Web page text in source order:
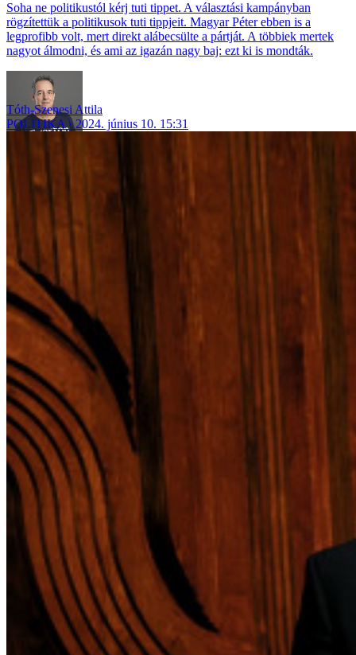
Soha ne politikustól kérj tuti tippet. A választási kampányban
rögzítettük a politikusok tuti tippjeit. Magyar Péter ebben is a
legprofibb volt, mert direkt alábecsülte a pártját. A többiek mertek
nagyot álmodni, és ami az igazán nagy baj: ezt ki is mondták.
Tóth-Szenesi Attila
POLITIKA
2024. június 10. 15:31